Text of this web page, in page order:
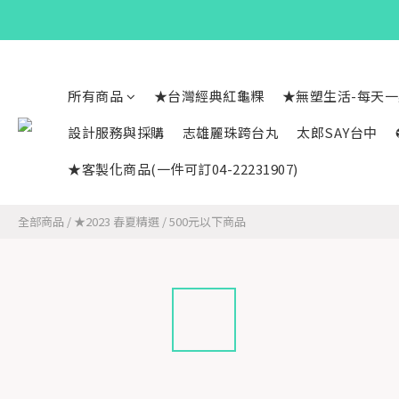
所有商品 ★台灣經典紅龜粿
★無塑生活-每天
設計服務與採購
志雄麗珠跨台丸 太郎SAY台中
★客製化商品(一件可訂04-22231907)
全部商品 / ★2023 春夏精選 /500元以下商品